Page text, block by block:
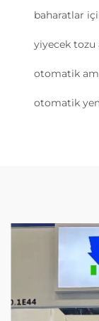
baharatlar
yiyecek tozu
otomatik
otomatik